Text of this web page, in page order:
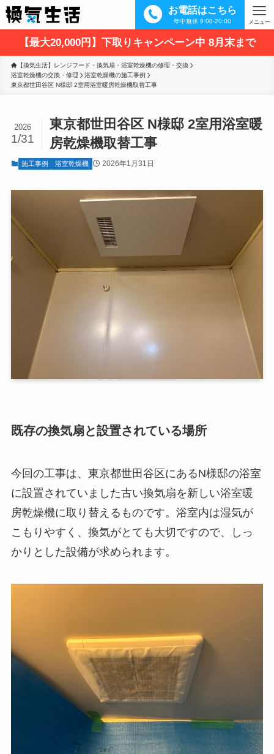
お電話はこちら
年中無休 9:00-20:00 メニュー
【最大20,000円】下取りキャンペーン中 8月末まで
【換気生活】レンジフード・換気扇・浴室乾燥機の修理・交換
浴室乾燥機の交換・修理
浴室乾燥機の施工事例
東京都世田谷区 N様邸 2室用浴室暖房乾燥機取替工事
東京都世田谷区 N様邸 2室用浴室暖
房乾燥機取替工事
2026
1/31
施工事例 浴室乾燥機 2026年1月31日
既存の換気扇と設置されている場所
今回の工事は、東京都世田谷区にあるN様邸の浴室
に設置されていました古い換気扇を新しい浴室暖
房乾燥機に取り替えるものです。浴室内は湿気が
こもりやすく、換気がとても大切ですので、しっ
かりとした設備が求められます。